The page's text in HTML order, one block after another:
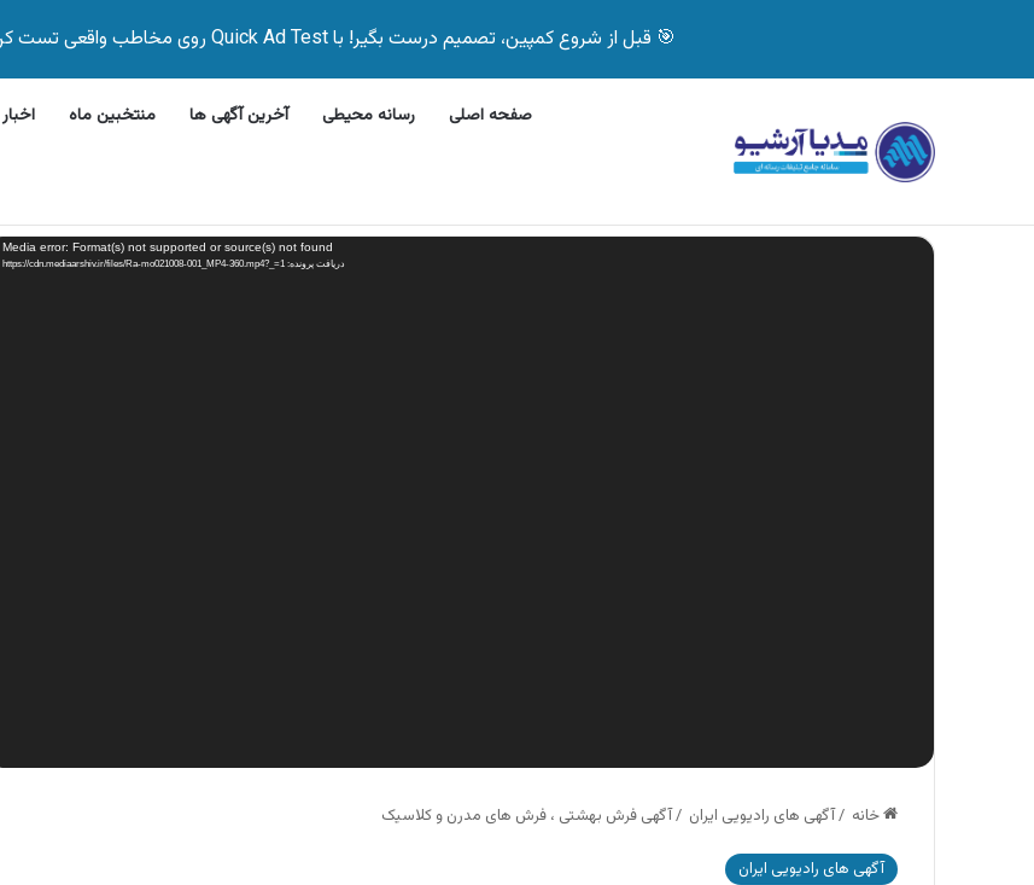
🎯 قبل از شروع کمپین، تصمیم درست بگیر! با Quick Ad Test روی مخاطب واقعی تست کن ✅
صفحه اصلی رسانه محیطی آخرین آگهی ها منتخبین ماه اخبار
جمعه, 7 آگوست 2026 آگهی های تازه
نمایشگر
ویدیو Media error: Format(s) not supported or source(s) not found
دریافت پرونده: https://cdn.mediaarshiv.ir/files/Ra-mo021008-001_MP4-360.mp4?_=1
خانه /آگهی های رادیویی ایران /آگهی فرش بهشتی ، فرش های مدرن و کلاسیک
آگهی های رادیویی ایران